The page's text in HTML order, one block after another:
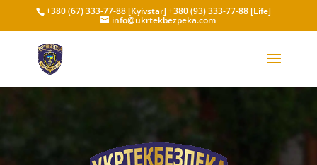
+380 (67) 333-77-88 [Kyivstar]+380 (93) 333-77-88 [Life]
info@ukrtekbezpeka.com